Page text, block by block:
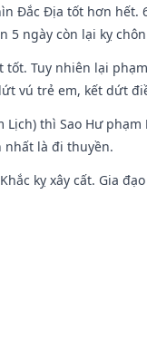
Đắc Địa tốt hơn
5 ngày còn lại kỵ
tốt. Tuy nhiên lại phạm
vú trẻ em, kết dứt
Lịch) thì Sao Hư phạm
nhất là đi thuyền.
kỵ xây cất. Gia